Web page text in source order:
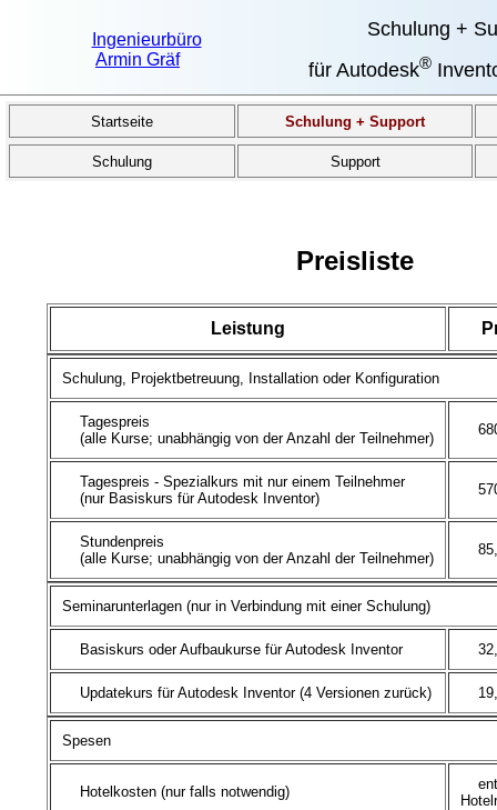
Ingenieurbüro
Armin Gräf
Schulung +
für Autodesk®
Startseite Schulung + Support
Schulung Support
Preisliste
Leistung
Schulung, Projektbetreuung, Installation oder Konfiguration
Tagespreis
(alle Kurse; unabhängig von der Anzahl der Teilnehmer)
Tagespreis - Spezialkurs mit nur einem Teilnehmer
(nur Basiskurs für Autodesk Inventor)
Stundenpreis
(alle Kurse; unabhängig von der Anzahl der Teilnehmer)
Seminarunterlagen (nur in Verbindung mit einer Schulung)
Basiskurs oder Aufbaukurse für Autodesk Inventor
Updatekurs für Autodesk Inventor (4 Versionen zurück)
Spesen
Hotelkosten (nur falls notwendig)